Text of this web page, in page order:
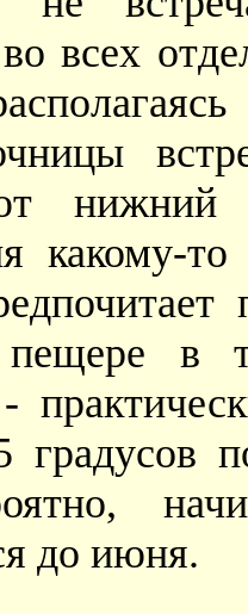
во всех
какому-
в
до июня.